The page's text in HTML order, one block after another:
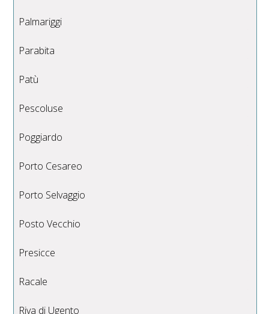
Palmariggi
Parabita
Patù
Pescoluse
Poggiardo
Porto Cesareo
Porto Selvaggio
Posto Vecchio
Presicce
Racale
Riva di Ugento